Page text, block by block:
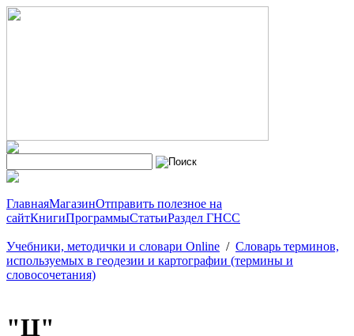
ГлавнаяМагазинОтправить полезное на
сайтКнигиПрограммыСтатьиРаздел ГНСС
Учебники, методички и словари Online / Словарь терминов,
используемых в геодезии и картографии (термины и
словосочетания)
"Ц"